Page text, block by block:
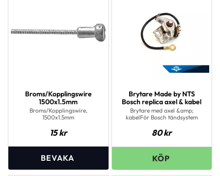
Broms/Kopplingswire
1500x1.5mm
Broms/Kopplingswire,
1500x1.5mm
15kr
Brytare Made by NTS
Bosch replica axel & kabel
Brytare med axel &amp;
kabelFör Bosch tändsystem
80kr